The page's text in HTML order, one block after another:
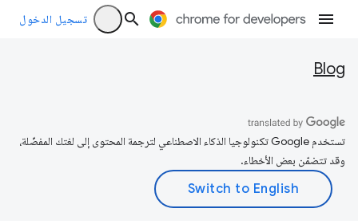
تسجيل الدخول
Blog
تستخدم Google تكنولوجيا الذكاء الاصطناعي لترجمة المحتوى إلى لغتك المفضّلة،
وقد تتضمّن بعض الأخطاء.